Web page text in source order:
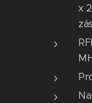
x